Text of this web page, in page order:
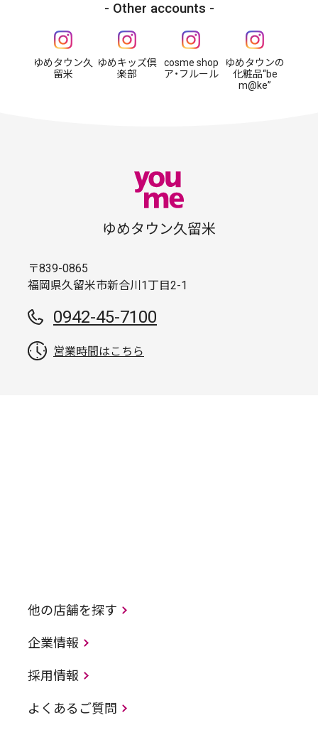
Other accounts
ゆめタウン久
留米
ゆめキッズ倶
楽部
cosme shop
ア・フルール
ゆめタウンの
化粧品“be
m@ke”
ゆめタウン久留米
〒839-0865
福岡県久留米市新合川1丁目2-1
0942-45-7100
営業時間はこちら
他の店舗を探す
企業情報
採用情報
よくあるご質問